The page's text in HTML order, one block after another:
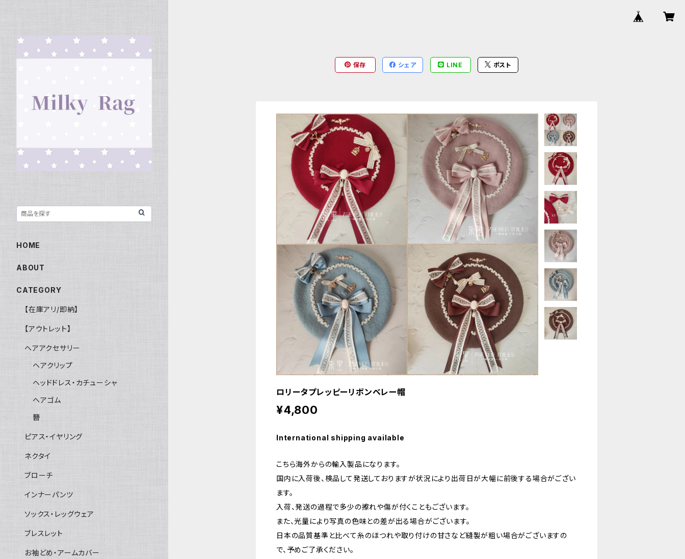
保存 シェア LINE ポスト
ロリータプレッピーリボンベレー帽
¥4,800
International shipping available
こちら海外からの輸入製品になります。
国内に入荷後、検品して発送しておりますが状況により出荷日が大幅に前後する場合がござい
ます。
入荷、発送の過程で多少の擦れや傷が付くこともございます。
また、光量により写真の色味との差が出る場合がございます。
日本の品質基準と比べて糸のほつれや取り付けの甘さなど縫製が粗い場合がございますの
で、予めご了承ください。
HOME
ABOUT
CATEGORY
【在庫アリ/即納】
【アウトレット】
ヘアアクセサリー
ヘアクリップ
ヘッドドレス・カチューシャ
ヘアゴム
簪
ピアス・イヤリング
ネクタイ
ブローチ
インナーパンツ
ソックス・レッグウェア
ブレスレット
お袖どめ・アームカバー